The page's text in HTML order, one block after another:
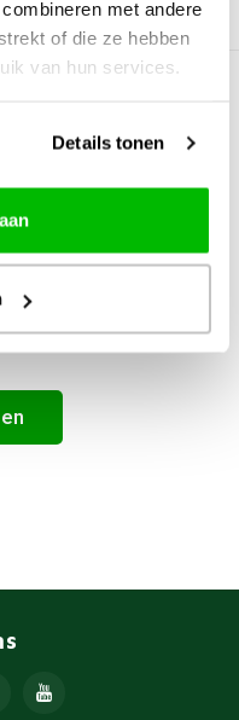
met andere
of die ze hebben
van hun services.
Details tonen